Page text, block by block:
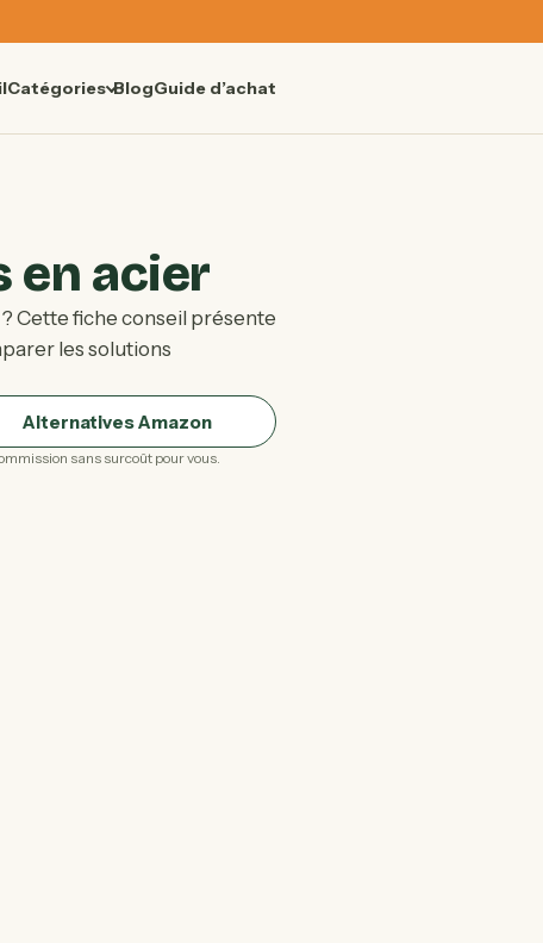
Catégories BlogGuide d’achat
en acier
Cette fiche conseil présente
les solutions
Alternatives Amazon
sans surcoût pour vous.